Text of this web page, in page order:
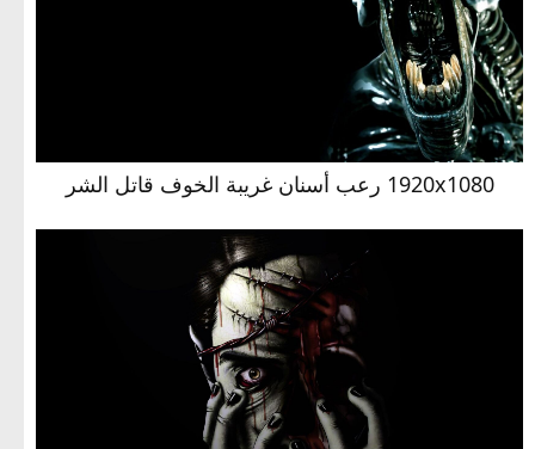
1920x1080 رعب أسنان غريبة الخوف قاتل الشر